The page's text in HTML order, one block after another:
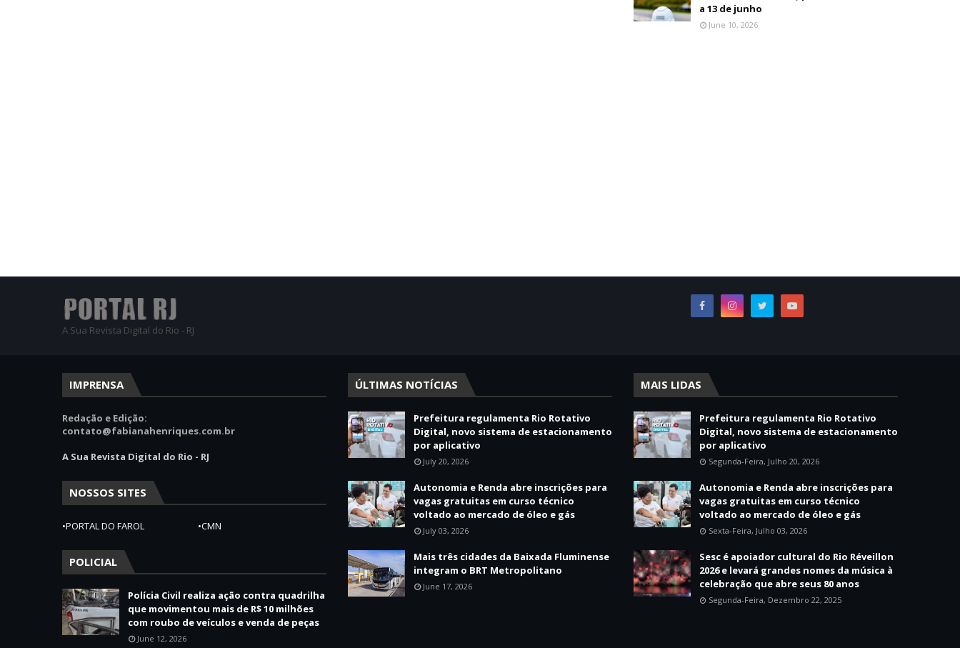
a 13 de junho
June 10, 2026
A Sua Revista Digital do Rio - RJ
IMPRENSA
Redação e Edição:
contato@fabianahenriques.com.br
A Sua Revista Digital do Rio - RJ
NOSSOS SITES
•PORTAL DO FAROL •CMN
POLICIAL
Polícia Civil realiza ação contra quadrilha
que movimentou mais de R$ 10 milhões
com roubo de veículos e venda de peças
June 12, 2026
ÚLTIMAS NOTÍCIAS
Prefeitura regulamenta Rio Rotativo
Digital, novo sistema de estacionamento
por aplicativo
July 20, 2026
Autonomia e Renda abre inscrições para
vagas gratuitas em curso técnico
voltado ao mercado de óleo e gás
July 03, 2026
Mais três cidades da Baixada Fluminense
integram o BRT Metropolitano
June 17, 2026
MAIS LIDAS
Prefeitura regulamenta Rio Rotativo
Digital, novo sistema de estacionamento
por aplicativo
Segunda-Feira, Julho 20, 2026
Autonomia e Renda abre inscrições para
vagas gratuitas em curso técnico
voltado ao mercado de óleo e gás
Sexta-Feira, Julho 03, 2026
Sesc é apoiador cultural do Rio Réveillon
2026 e levará grandes nomes da música à
celebração que abre seus 80 anos
Segunda-Feira, Dezembro 22, 2025